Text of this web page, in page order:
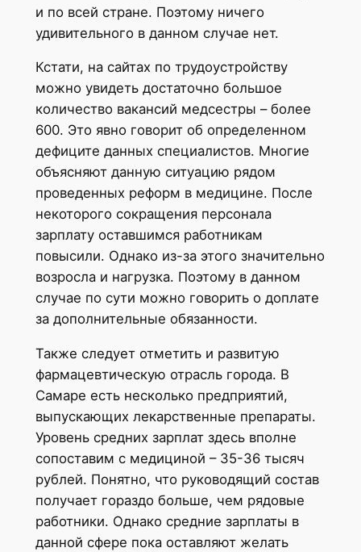
и по всей стране. Поэтому ничего
удивительного в данном случае нет.
Кстати, на сайтах по трудоустройству
можно увидеть достаточно большое
количество вакансий медсестры – более
600. Это явно говорит об определенном
дефиците данных специалистов. Многие
объясняют данную ситуацию рядом
проведенных реформ в медицине. После
некоторого сокращения персонала
зарплату оставшимся работникам
повысили. Однако из-за этого значительно
возросла и нагрузка. Поэтому в данном
случае по сути можно говорить о доплате
за дополнительные обязанности.
Также следует отметить и развитую
фармацевтическую отрасль города. В
Самаре есть несколько предприятий,
выпускающих лекарственные препараты.
Уровень средних зарплат здесь вполне
сопоставим с медициной – 35-36 тысяч
рублей. Понятно, что руководящий состав
получает гораздо больше, чем рядовые
работники. Однако средние зарплаты в
данной сфере пока оставляют желать